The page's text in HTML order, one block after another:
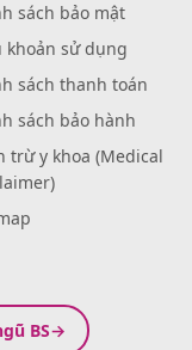
sách bảo mật
khoản sử dụng
sách thanh toán
sách bảo hành
trừ y khoa (Medical
BS